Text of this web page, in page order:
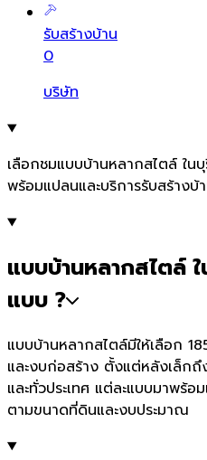
รับสร้างบ้าน
0
บริษัท
เลือกชมแบบบ้านหลากสไตล์ ใน
พร้อมแปลนและบริการรับสร้างบ้
แบบบ้านหลากสไตล์
แบบ ?
แบบบ้านหลากสไตล์มีให้เลือก
และงบก่อสร้าง ตั้งแต่หลังเล็ก
และทั่วประเทศ แต่ละแบบมาพร้
ตามขนาดที่ดินและงบประมาณ